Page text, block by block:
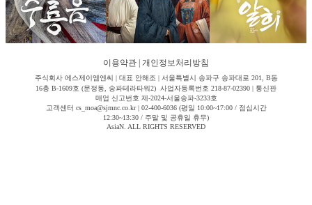
이용약관 개인정보처리방침
주식회사 에스제이엠엔씨 | 대표 안해조 | 서울특별시 송파구 송파대로 201, B동
16층 B-1609호 (문정동, 송파테라타워2) 사업자등록번호 218-87-02390 | 통신판
매업 신고번호 제-2024-서울송파-3233호
고객센터 cs_moa@sjmnc.co.kr | 02-400-6036 (평일 10:00~17:00 / 점심시간
12:30~13:30 / 주말 및 공휴일 휴무)
AsiaN. ALL RIGHTS RESERVED